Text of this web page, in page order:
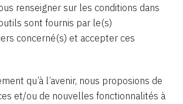
renseigner sur les conditions dans
sont fournis par le(s)
concerné(s) et accepter ces
qu’à l’avenir, nous proposions de
et/ou de nouvelles fonctionnalités à